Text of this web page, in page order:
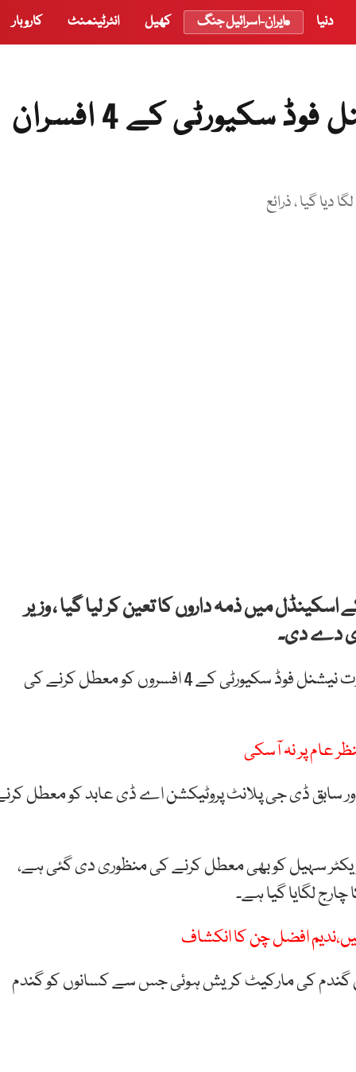
دنیا ایران-اسرائیل جنگ کھیل انٹرٹینمنٹ کاروبار
گندم اسکینڈل ، وزارت نیشنل فوڈ سکیورٹی کے 4 افسران
دیا گیا ، ذرائع
میں ذمہ داروں کا تعین کر لیا گیا ، وزیر
دے دی۔
ذرائع کا کہنا ہے کہ سفارشات کی روشنی میں وفاقی وزارت نیشنل فوڈ سکیورٹی کے 4 افسروں کو معطل کرنے کی
عام پر نہ آسکی
سابق ڈی جی پلانٹ پروٹیکشن اے ڈی عابد کو معطل
سہیل کو بھی معطل کرنے کی منظوری دی گئی ہے،
لگایا گیا ہے۔
افضل چن کا انکشاف
کی مارکیٹ کریش ہوئی جس سے کسانوں کو گندم